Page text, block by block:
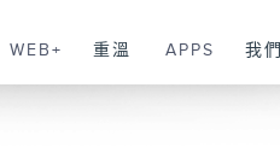
WEB+ 重溫 APPS 我們